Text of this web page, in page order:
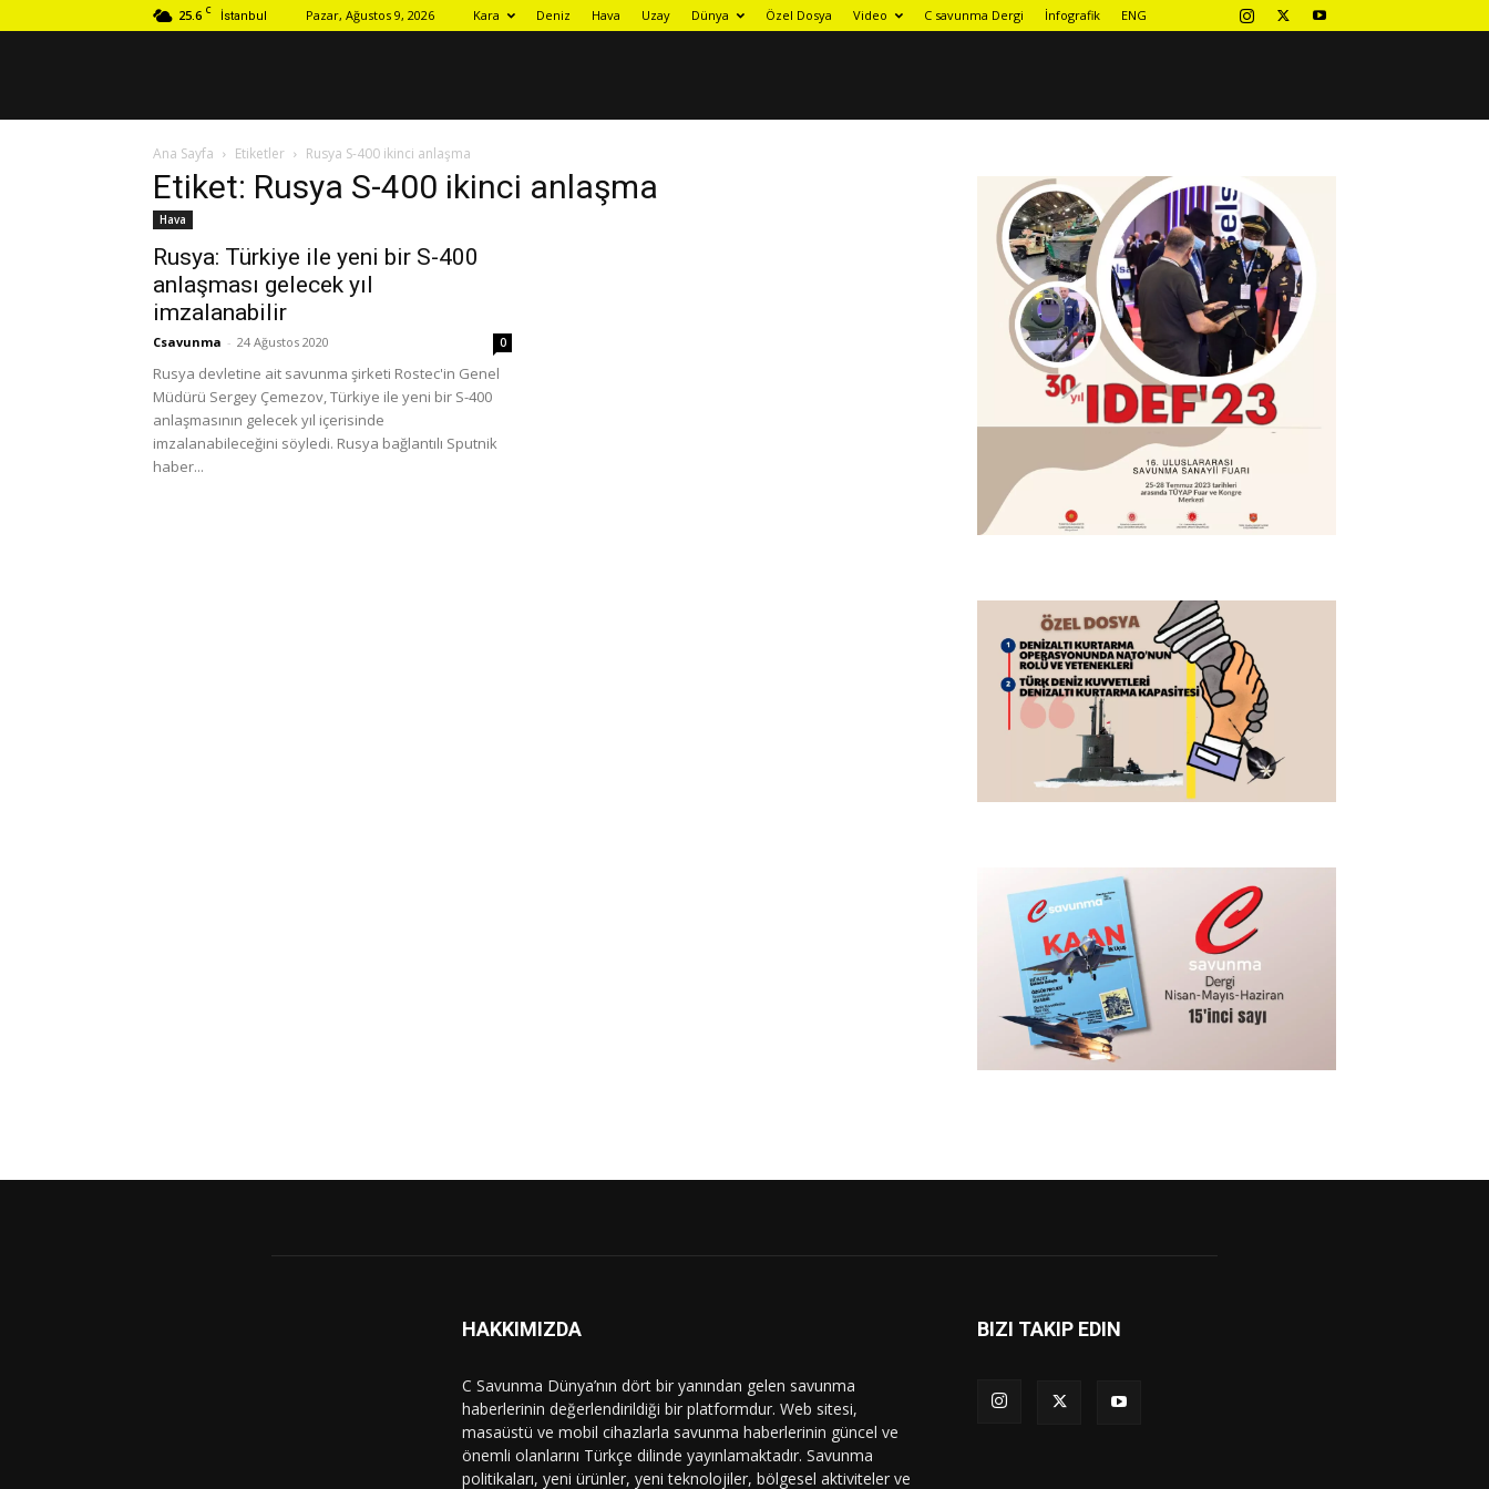
25.6 C İstanbul Pazar, Ağustos 9, 2026 Kara Deniz Hava Uzay Dünya Özel Dosya Video C savunma Dergi İnfografik ENG
Ana Sayfa Etiketler Rusya S-400 ikinci anlaşma
Etiket: Rusya S-400 ikinci anlaşma
Hava
Rusya: Türkiye ile yeni bir S-400
anlaşması gelecek yıl
imzalanabilir
Csavunma - 24 Ağustos 2020 0
Rusya devletine ait savunma şirketi Rostec'in Genel
Müdürü Sergey Çemezov, Türkiye ile yeni bir S-400
anlaşmasının gelecek yıl içerisinde
imzalanabileceğini söyledi. Rusya bağlantılı Sputnik
haber...
HAKKIMIZDA
C Savunma Dünya’nın dört bir yanından gelen savunma
haberlerinin değerlendirildiği bir platformdur. Web sitesi,
masaüstü ve mobil cihazlarla savunma haberlerinin güncel ve
önemli olanlarını Türkçe dilinde yayınlamaktadır. Savunma
politikaları, yeni ürünler, yeni teknolojiler, bölgesel aktiviteler ve
BIZI TAKIP EDIN